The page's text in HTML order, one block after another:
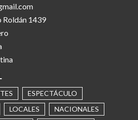
Roldán 1439
ESPECTÁCULO
LOCALES
NACIONALES